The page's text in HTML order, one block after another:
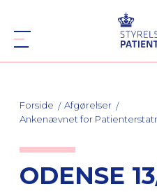
Forside
Afgørelser
Ankenævnet for
ODENSE